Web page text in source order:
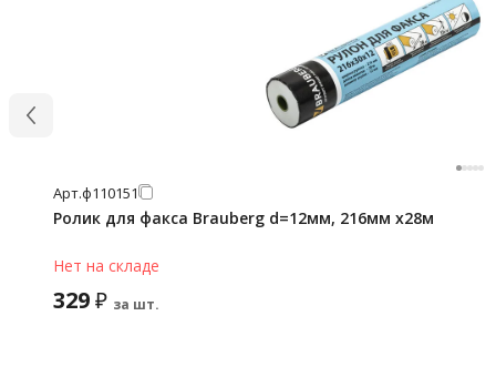
Арт.ф110151
Ролик для факса Brauberg d=12мм, 216мм х28м
Нет на складе
329₽ за шт.